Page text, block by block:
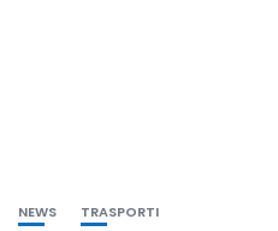
NEWS TRASPORTI